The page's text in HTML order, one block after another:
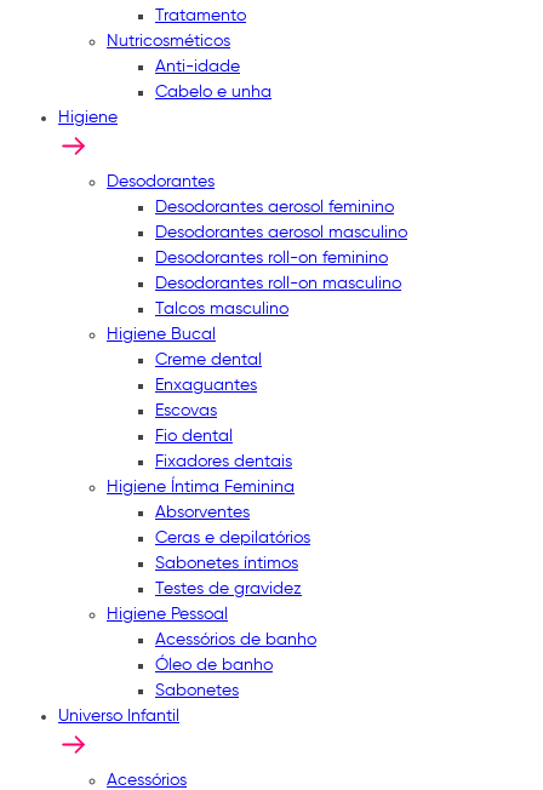
Tratamento
Nutricosméticos
Anti-idade
Cabelo e unha
Higiene
Desodorantes
Desodorantes aerosol feminino
Desodorantes aerosol masculino
Desodorantes roll-on feminino
Desodorantes roll-on masculino
Talcos masculino
Higiene Bucal
Creme dental
Enxaguantes
Escovas
Fio dental
Fixadores dentais
Higiene Íntima Feminina
Absorventes
Ceras e depilatórios
Sabonetes íntimos
Testes de gravidez
Higiene Pessoal
Acessórios de banho
Óleo de banho
Sabonetes
Universo Infantil
Acessórios